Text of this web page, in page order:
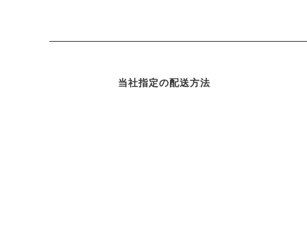
当社指定の配送方法